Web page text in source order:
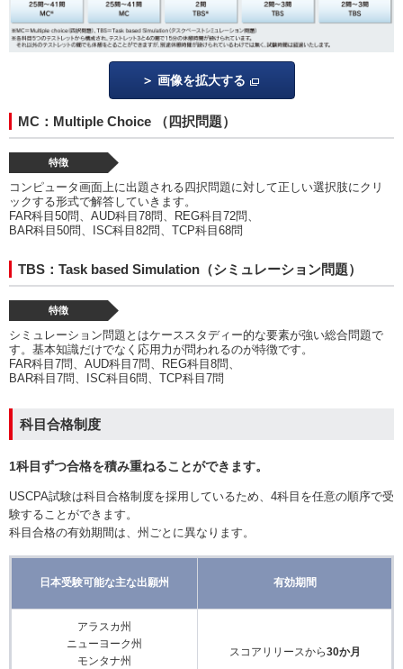
画像を拡大する
MC：Multiple Choice （四択問題）
特徴
コンピュータ画面上に出題される四択問題に対して正しい選択肢にクリ
ックする形式で解答していきます。
FAR科目50問、AUD科目78問、REG科目72問、
BAR科目50問、ISC科目82問、TCP科目68問
TBS：Task based Simulation（シミュレーション問題）
特徴
シミュレーション問題とはケーススタディー的な要素が強い総合問題で
す。基本知識だけでなく応用力が問われるのが特徴です。
FAR科目7問、AUD科目7問、REG科目8問、
BAR科目7問、ISC科目6問、TCP科目7問
科目合格制度
1科目ずつ合格を積み重ねることができます。
USCPA試験は科目合格制度を採用しているため、4科目を任意の順序で受
験することができます。
科目合格の有効期間は、州ごとに異なります。
日本受験可能な主な出願州 有効期間
アラスカ州
ニューヨーク州
モンタナ州
スコアリリースから30か月